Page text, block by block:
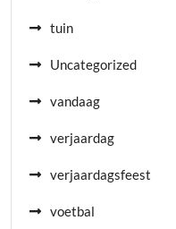
tuin
Uncategorized
vandaag
verjaardag
verjaardagsfeest
voetbal